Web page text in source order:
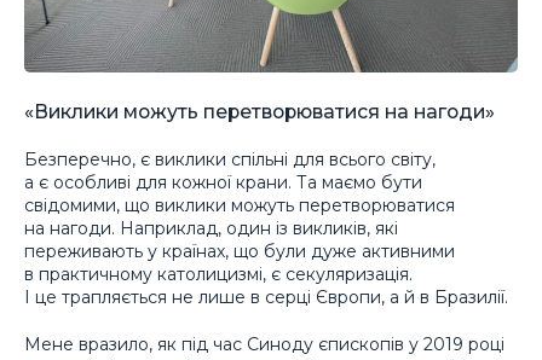
«Виклики можуть перетворюватися на нагоди»
Безперечно, є виклики спільні для всього світу,
а є особливі для кожної крани. Та маємо бути
свідомими, що виклики можуть перетворюватися
на нагоди. Наприклад, один із викликів, які
переживають у країнах, що були дуже активними
в практичному католицизмі, є секуляризація.
І це трапляється не лише в серці Європи, а й в Бразилії.
Мене вразило, як під час Синоду єпископів у 2019 році